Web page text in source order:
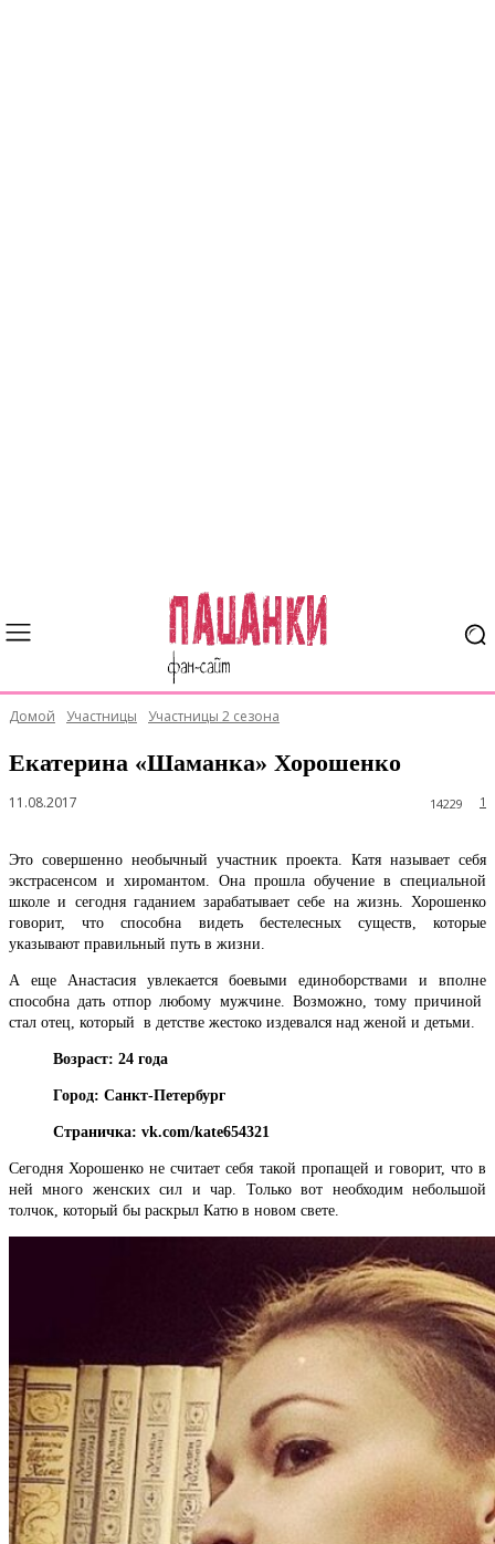
Домой Участницы Участницы 2 сезона
Екатерина «Шаманка» Хорошенко
11.08.2017 1
14229
Это совершенно необычный участник проекта. Катя называет себя
экстрасенсом и хиромантом. Она прошла обучение в специальной
школе и сегодня гаданием зарабатывает себе на жизнь. Хорошенко
говорит, что способна видеть бестелесных существ, которые
указывают правильный путь в жизни.
А еще Анастасия увлекается боевыми единоборствами и вполне
способна дать отпор любому мужчине. Возможно, тому причиной
стал отец, который в детстве жестоко издевался над женой и детьми.
Возраст: 24 года
Город: Санкт-Петербург
Страничка: vk.com/kate654321
Сегодня Хорошенко не считает себя такой пропащей и говорит, что в
ней много женских сил и чар. Только вот необходим небольшой
толчок, который бы раскрыл Катю в новом свете.